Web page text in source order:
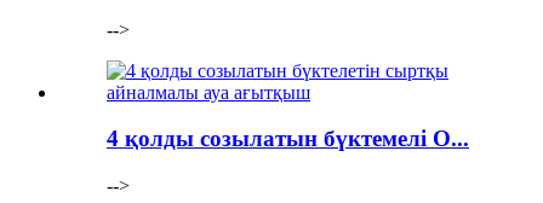
-->
4 қолды созылатын бүктемелі O...
-->